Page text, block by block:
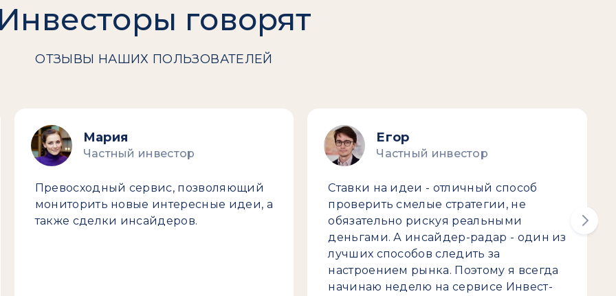
говорят
ОТЗЫВЫ НАШИХ ПОЛЬЗОВАТЕЛЕЙ
Мария
Частный инвестор
Превосходный сервис, позволяющий
мониторить новые интересные идеи, а
также сделки инсайдеров.
Егор
Частный инвестор
Ставки на идеи - отличный способ
проверить смелые стратегии, не
обязательно рискуя реальными
деньгами. А инсайдер-радар - один из
лучших способов следить за
настроением рынка. Поэтому я всегда
начинаю неделю на сервисе Инвест-